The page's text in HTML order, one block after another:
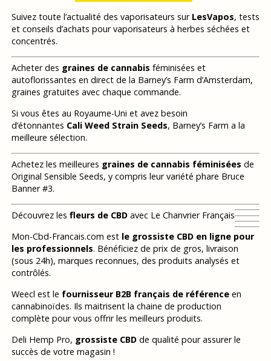
Suivez toute l’actualité des vaporisateurs sur LesVapos, tests
et conseils d’achats pour vaporisateurs à herbes séchées et
concentrés.
Acheter des graines de cannabis féminisées et
autoflorissantes en direct de la Barney’s Farm d’Amsterdam,
graines gratuites avec chaque commande.
Si vous êtes au Royaume-Uni et avez besoin
d’étonnantes Cali Weed Strain Seeds, Barney’s Farm a la
meilleure sélection.
Achetez les meilleures graines de cannabis féminisées de
Original Sensible Seeds, y compris leur variété phare Bruce
Banner #3.
Découvrez les fleurs de CBDavec Le Chanvrier Français
Mon-Cbd-Francais.com est le grossiste CBD en ligne pour
les professionnels. Bénéficiez de prix de gros, livraison
(sous 24h), marques reconnues, des produits analysés et
contrôlés.
Weecl est le fournisseur B2B français de référenceen
cannabinoïdes. Ils maitrisent la chaine de production
complète pour vous offrir les meilleurs produits.
Deli Hemp Pro, grossiste CBDde qualité pour assurer le
succès de votre magasin !